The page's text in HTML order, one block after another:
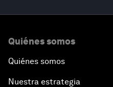
Quiénes somos
Quiénes somos
Nuestra estrategia